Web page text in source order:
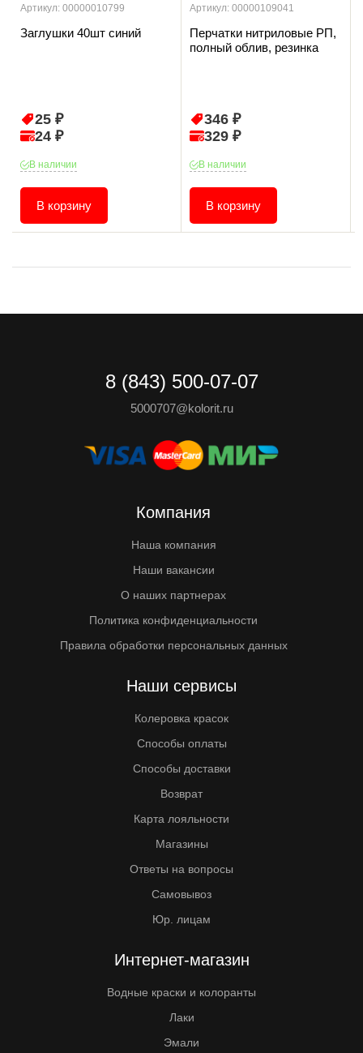
Артикул: 00000010799
Заглушки 40шт синий
25 ₽
24 ₽
В наличии
В корзину
Артикул: 00000109041
Перчатки нитриловые РП,
полный облив, резинка
346 ₽
329 ₽
В наличии
В корзину
8 (843) 500-07-07
5000707@kolorit.ru
Компания
Наша компания
Наши вакансии
О наших партнерах
Политика конфиденциальности
Правила обработки персональных данных
Наши сервисы
Колеровка красок
Способы оплаты
Способы доставки
Возврат
Карта лояльности
Магазины
Ответы на вопросы
Самовывоз
Юр. лицам
Интернет-магазин
Водные краски и колоранты
Лаки
Эмали